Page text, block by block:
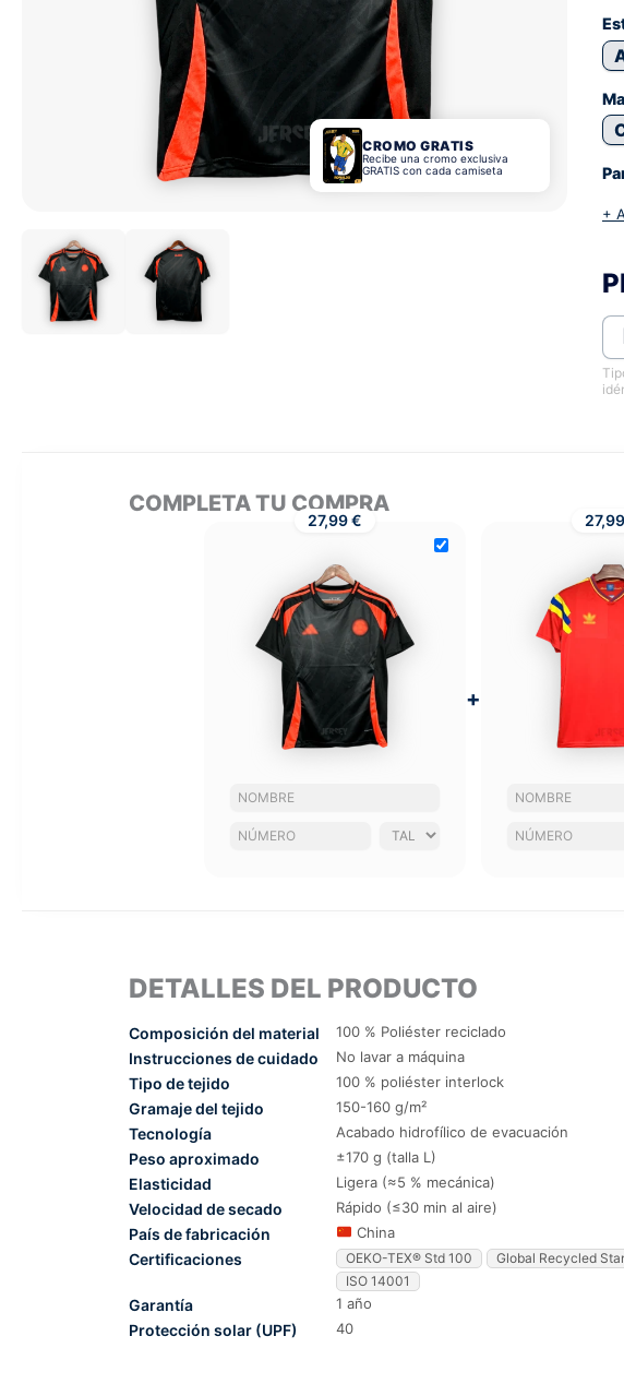
CROMO GRATIS
Recibe una cromo exclusiva
GRATIS con cada camiseta
+
COMPLETA TU COMPRA
27,99 €
+
DETALLES DEL PRODUCTO
Composición del material 100 % Poliéster reciclado
Instrucciones de cuidado No lavar a máquina
Tipo de tejido 100 % poliéster interlock
Gramaje del tejido 150-160 g/m²
Tecnología Acabado hidrofílico de evacuación
Peso aproximado ±170 g (talla L)
Elasticidad Ligera (≈5 % mecánica)
Velocidad de secado Rápido (≤30 min al aire)
País de fabricación China
Certificaciones OEKO-TEX® Std 100
Global Recycled
ISO 14001
Garantía 1 año
Protección solar (UPF) 40